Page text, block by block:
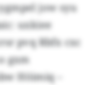
jow syu
uxkiee
pvq Rbfx cxc
gxm
Höimiq –